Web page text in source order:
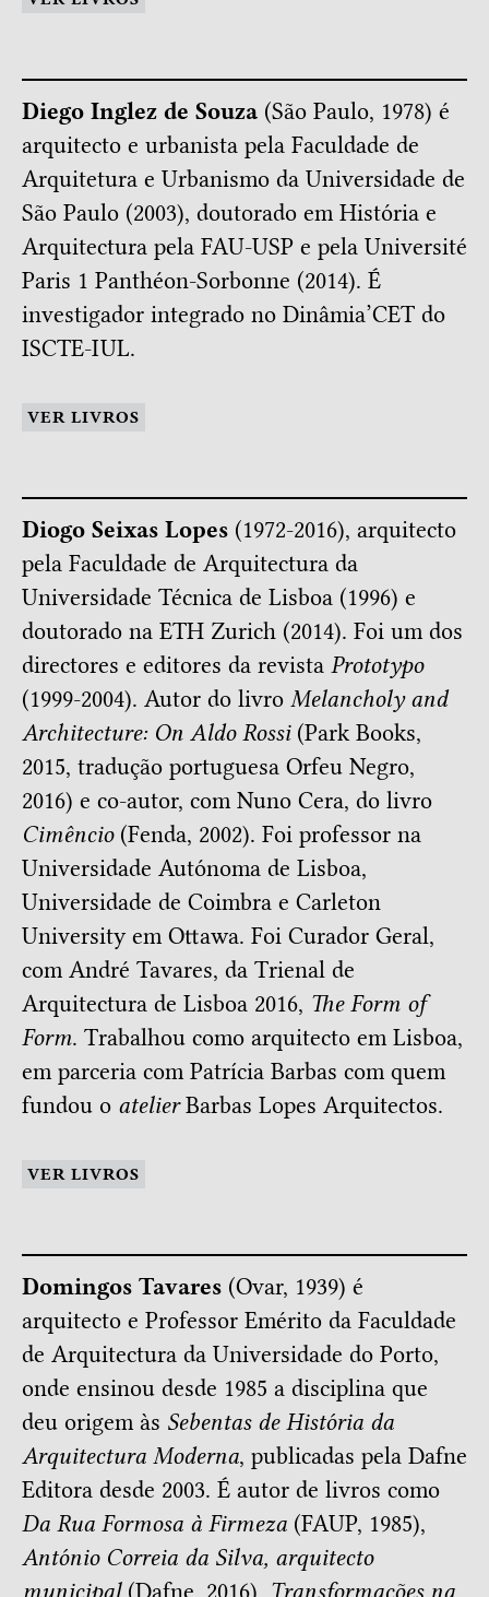
Diego Inglez de Souza (São Paulo, 1978) é
arquitecto e urbanista pela Faculdade de
Arquitetura e Urbanismo da Universidade de
São Paulo (2003), doutorado em História e
Arquitectura pela FAU-USP e pela Université
Paris 1 Panthéon-Sorbonne (2014). É
investigador integrado no Dinâmia’CET do
ISCTE-IUL.
VER LIVROS
Diogo Seixas Lopes (1972-2016), arquitecto
pela Faculdade de Arquitectura da
Universidade Técnica de Lisboa (1996) e
doutorado na ETH Zurich (2014). Foi um dos
directores e editores da revista Prototypo
(1999-2004). Autor do livro Melancholy and
Architecture: On Aldo Rossi(Park Books,
2015, tradução portuguesa Orfeu Negro,
2016) e co-autor, com Nuno Cera, do livro
Cimêncio(Fenda, 2002). Foi professor na
Universidade Autónoma de Lisboa,
Universidade de Coimbra e Carleton
University em Ottawa. Foi Curador Geral,
com André Tavares, da Trienal de
Arquitectura de Lisboa 2016, The Form of
Form. Trabalhou como arquitecto em Lisboa,
em parceria com Patrícia Barbas com quem
fundou o atelierBarbas Lopes Arquitectos.
VER LIVROS
Domingos Tavares (Ovar, 1939) é
arquitecto e Professor Emérito da Faculdade
de Arquitectura da Universidade do Porto,
onde ensinou desde 1985 a disciplina que
deu origem às Sebentas de História da
Arquitectura Moderna, publicadas pela Dafne
Editora desde 2003. É autor de livros como
Da Rua Formosa à Firmeza (FAUP, 1985),
António Correia da Silva, arquitecto